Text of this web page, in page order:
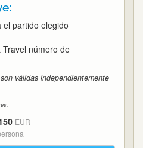
el partido elegido
número de
válidas independientemente
EUR